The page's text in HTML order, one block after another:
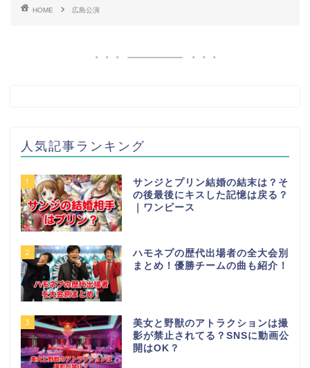
HOME 広島公演
人気記事ランキング
1
サンジとプリン結婚の結末は？そ
の後最後にキスした記憶は戻る？
｜ワンピース
2
ハモネプの歴代出場者の全大会別
まとめ！優勝チームの曲も紹介！
3
美女と野獣のアトラクションは撮
影が禁止されてる？SNSに動画公
開はOK？